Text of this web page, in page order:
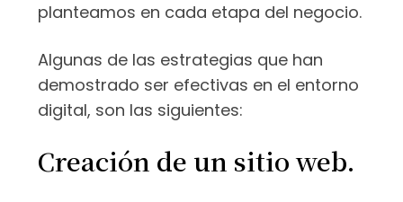
planteamos en cada etapa del negocio.
Algunas de las estrategias que han
demostrado ser efectivas en el entorno
digital, son las siguientes:
Creación de un sitio web.